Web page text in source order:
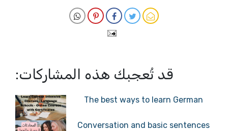
قد تُعجبك هذه المشاركات:
The best ways to learn German
Conversation and basic sentences